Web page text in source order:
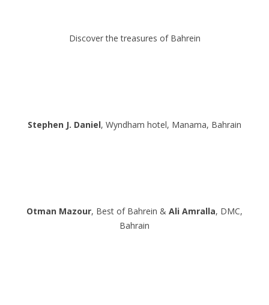
Discover the treasures of Bahrein
Stephen J. Daniel, Wyndham hotel, Manama, Bahrain
Otman Mazour, Best of Bahrein & Ali Amralla, DMC,
Bahrain